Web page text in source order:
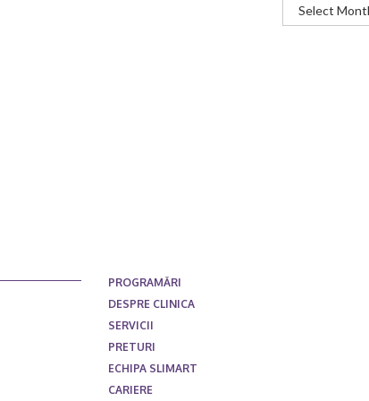
PROGRAMĂRI
DESPRE CLINICA
SERVICII
PRETURI
ECHIPA SLIMART
CARIERE